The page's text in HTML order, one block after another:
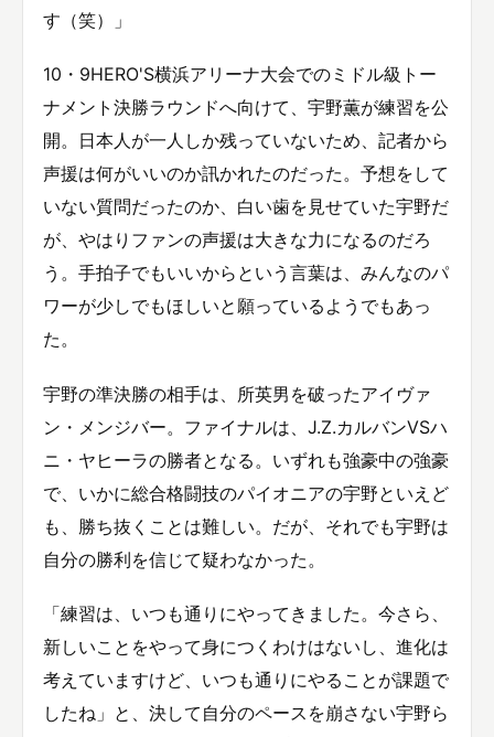
す（笑）」
10・9HERO'S横浜アリーナ大会でのミドル級トー
ナメント決勝ラウンドへ向けて、宇野薫が練習を公
開。日本人が一人しか残っていないため、記者から
声援は何がいいのか訊かれたのだった。予想をして
いない質問だったのか、白い歯を見せていた宇野だ
が、やはりファンの声援は大きな力になるのだろ
う。手拍子でもいいからという言葉は、みんなのパ
ワーが少しでもほしいと願っているようでもあっ
た。
宇野の準決勝の相手は、所英男を破ったアイヴァ
ン・メンジバー。ファイナルは、J.Z.カルバンVSハ
ニ・ヤヒーラの勝者となる。いずれも強豪中の強豪
で、いかに総合格闘技のパイオニアの宇野といえど
も、勝ち抜くことは難しい。だが、それでも宇野は
自分の勝利を信じて疑わなかった。
「練習は、いつも通りにやってきました。今さら、
新しいことをやって身につくわけはないし、進化は
考えていますけど、いつも通りにやることが課題で
したね」と、決して自分のペースを崩さない宇野ら